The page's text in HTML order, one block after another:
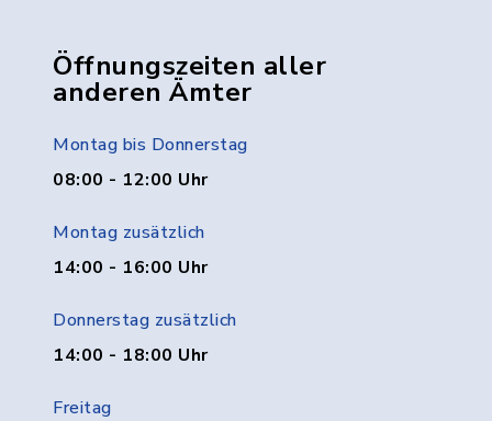
Öffnungszeiten aller
anderen Ämter
Montag bis Donnerstag
08:00 - 12:00 Uhr
Montag zusätzlich
14:00 - 16:00 Uhr
Donnerstag zusätzlich
14:00 - 18:00 Uhr
Freitag